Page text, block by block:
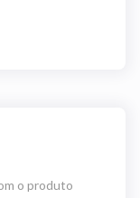
o produto